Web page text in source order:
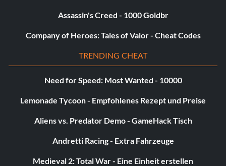
Persönlichkeit: Ausdrucksstark
Bauen: Normal
Hautfarbe: 2
Assassin's Creed - 1000 Goldbr
Company of Heroes: Tales of Valor - Cheat Codes
TRENDING CHEAT
Need for Speed: Most Wanted - 10000
Lemonade Tycoon - Empfohlenes Rezept und Preise
Aliens vs. Predator Demo - GameHack Tisch
Andretti Racing - Extra Fahrzeuge
Medieval 2: Total War - Eine Einheit erstellen